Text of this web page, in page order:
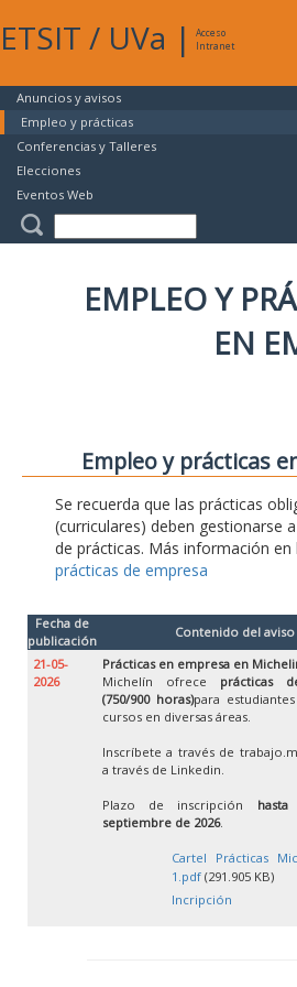
ETSIT / UVa |
Acceso
Intranet
Anuncios y avisos
Empleo y prácticas
Conferencias y Talleres
Elecciones
Eventos Web
EMPLEO Y
EN
Empleo y prácticas
Se recuerda que las prácticas
(curriculares) deben gestionarse
de prácticas. Más información en
prácticas de empresa
Fecha de
publicación
Contenido del aviso
21-05-
2026
Prácticas en empresa en
Michelín ofrece prácticas
(750/900 horas)para
cursos en diversas áreas.
Inscríbete a través de
a través de Linkedin.
Plazo de inscripción
septiembre de 2026.
Cartel Prácticas
1.pdf (291.905 KB)
Incripción